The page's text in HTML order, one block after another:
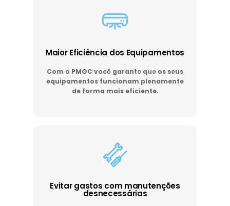
Maior Eficiência dos Equipamentos
Com o PMOC você garante que os seus
equipamentos funcionam plenamente
de forma mais eficiente.
Evitar gastos com manutenções
desnecessárias